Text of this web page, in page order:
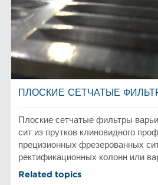
ПЛОСКИЕ СЕТЧАТЫЕ
Плоские сетчатые фильтры
сит из прутков клиновидного
прецизионных фрезерованных
ректификационных колонн или
Related topics